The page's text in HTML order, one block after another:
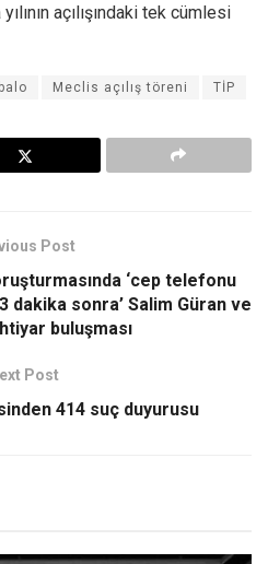
açılışındaki tek cümlesi
Meclis açılış töreni TİP
Post
‘cep telefonu
dakika sonra’ Salim Güran ve
buluşması
Post
414 suç duyurusu